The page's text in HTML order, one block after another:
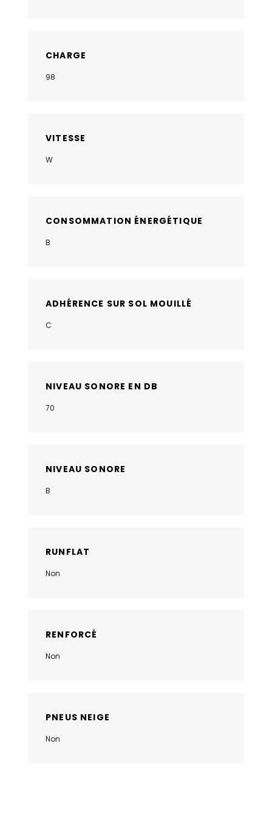
CHARGE
98
VITESSE
W
CONSOMMATION ÉNERGÉTIQUE
B
ADHÉRENCE SUR SOL MOUILLÉ
C
NIVEAU SONORE EN DB
70
NIVEAU SONORE
B
RUNFLAT
Non
RENFORCÉ
Non
PNEUS NEIGE
Non